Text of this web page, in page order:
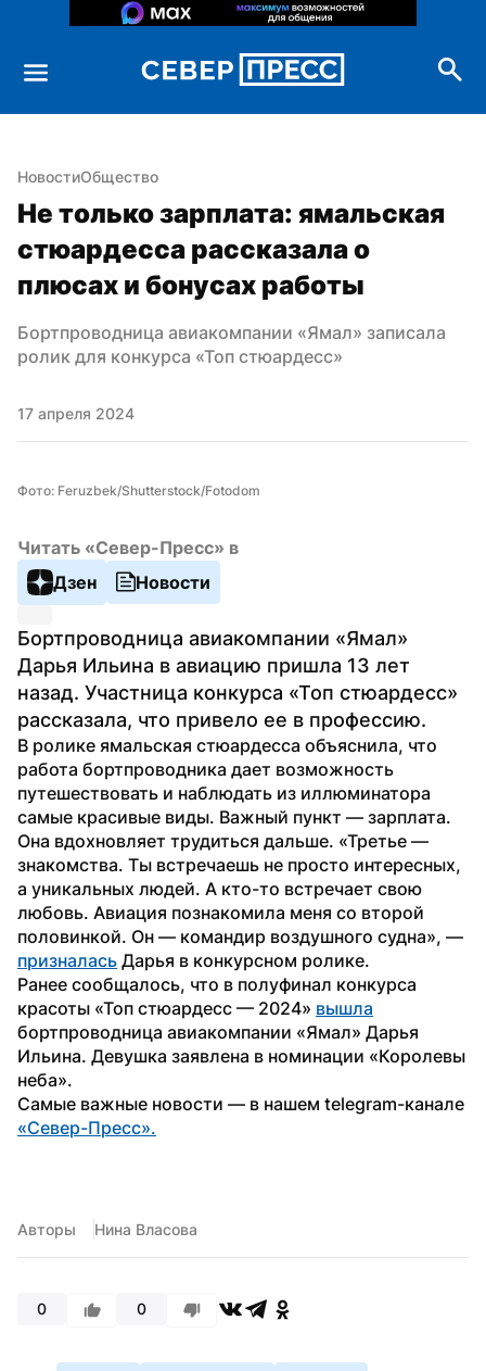
НовостиОбщество
Не только зарплата: ямальская
стюардесса рассказала о
плюсах и бонусах работы
Бортпроводница авиакомпании «Ямал» записала
ролик для конкурса «Топ стюардесс»
17 апреля 2024
Фото: Feruzbek/Shutterstock/Fotodom
Читать «Север-Пресс» в
Дзен
Новости
Бортпроводница авиакомпании «Ямал»
Дарья Ильина в авиацию пришла 13 лет
назад. Участница конкурса «Топ стюардесс»
рассказала, что привело ее в профессию.
В ролике ямальская стюардесса объяснила, что
работа бортпроводника дает возможность
путешествовать и наблюдать из иллюминатора
самые красивые виды. Важный пункт — зарплата.
Она вдохновляет трудиться дальше. «Третье —
знакомства. Ты встречаешь не просто интересных,
а уникальных людей. А кто-то встречает свою
любовь. Авиация познакомила меня со второй
призналась Дарья в конкурсном ролике.
Ранее сообщалось, что в полуфинал конкурса
красоты «Топ стюардесс — 2024» вышла
бортпроводница авиакомпании «Ямал» Дарья
Ильина. Девушка заявлена в номинации «Королевы
неба».
«Север-Пресс».
Авторы Нина Власова
0 0